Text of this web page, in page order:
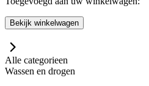
Bekijk winkelwagen
Alle categorieen
Wassen en drogen